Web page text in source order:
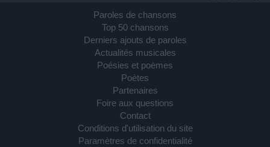
Paroles de chansons
Top 50 chansons
Derniers ajouts de paroles
Actualités musicales
Poésies et poèmes
Poètes
Partenaires
Foire aux questions
Contact
Conditions d'utilisation du site
Paramètres de confidentialité